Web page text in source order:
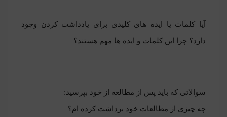
آیا کلمات یا ایده های کلیدی برای یادداشت کردن وجود
دارد؟ چرا این کلمات و ایده ها مهم هستند؟
سوالاتی که باید پس از مطالعه از خود بپرسید:
چه چیزی از مطالعات خود برداشت کرده ام؟